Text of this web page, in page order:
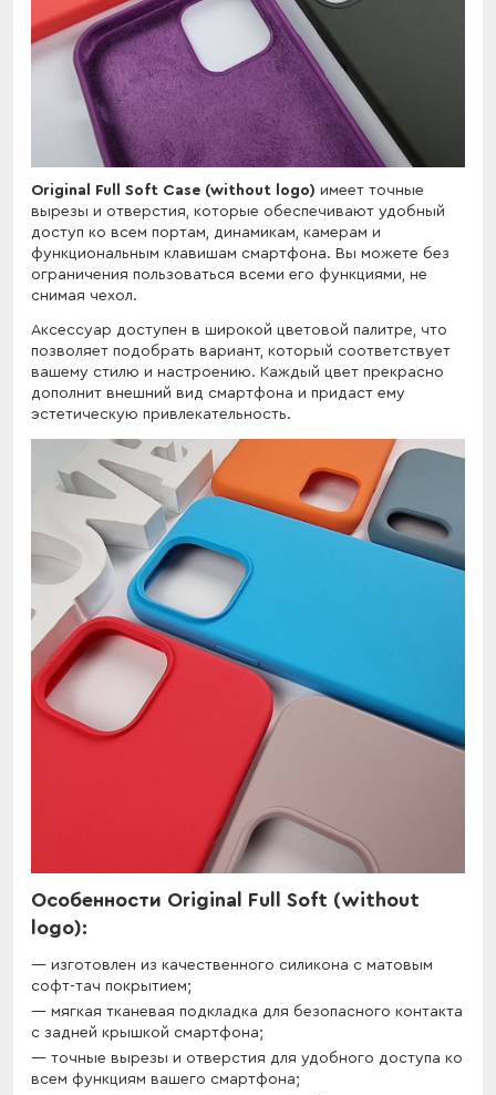
Original Full Soft Case (without logo) имеет точные
вырезы и отверстия, которые обеспечивают удобный
доступ ко всем портам, динамикам, камерам и
функциональным клавишам смартфона. Вы можете без
ограничения пользоваться всеми его функциями, не
снимая чехол.
Аксессуар доступен в широкой цветовой палитре, что
позволяет подобрать вариант, который соответствует
вашему стилю и настроению. Каждый цвет прекрасно
дополнит внешний вид смартфона и придаст ему
эстетическую привлекательность.
Особенности Original Full Soft (without
logo):
изготовлен из качественного силикона с матовым
софт-тач покрытием;
мягкая тканевая подкладка для безопасного контакта
с задней крышкой смартфона;
точные вырезы и отверстия для удобного доступа ко
всем функциям вашего смартфона;